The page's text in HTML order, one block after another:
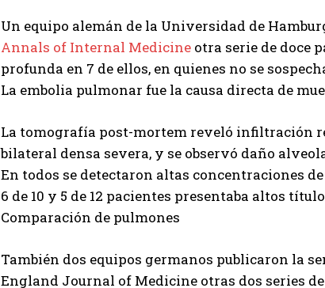
Un equipo alemán de la Universidad de
Annals of Internal Medicine otra serie de doce
profunda en 7 de ellos, en quienes no se
La embolia pulmonar fue la causa directa de
La tomografía post-mortem reveló infiltración
bilateral densa severa, y se observó daño
En todos se detectaron altas concentraciones
6 de 10 y 5 de 12 pacientes presentaba altos
Comparación de pulmones
También dos equipos germanos publicaron la
England Journal of Medicine otras dos series